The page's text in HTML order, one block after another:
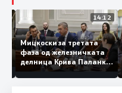
15:20 14:12
Мицкоски за третата
фаза од железничката
делница Крива Паланка
– Деве Баир: Проектот
нема да заврши на